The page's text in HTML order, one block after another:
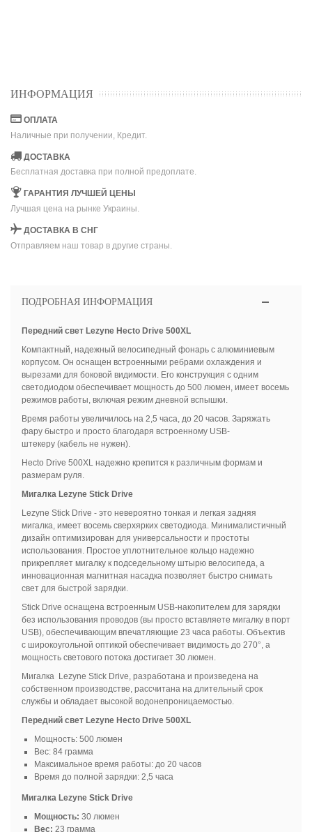
ИНФОРМАЦИЯ
ОПЛАТА
Наличные при получении, Кредит.
ДОСТАВКА
Бесплатная доставка при полной предоплате.
ГАРАНТИЯ ЛУЧШЕЙ ЦЕНЫ
Лучшая цена на рынке Украины.
ДОСТАВКА В СНГ
Отправляем наш товар в другие страны.
ПОДРОБНАЯ ИНФОРМАЦИЯ
Передний свет Lezyne Hecto Drive 500XL
Компактный, надежный велосипедный фонарь с алюминиевым
корпусом. Он оснащен встроенными ребрами охлаждения и
вырезами для боковой видимости. Его конструкция с одним
светодиодом обеспечивает мощность до 500 люмен, имеет восемь
режимов работы, включая режим дневной вспышки.
Время работы увеличилось на 2,5 часа, до 20 часов. Заряжать
фару быстро и просто благодаря встроенному USB-
штекеру (кабель не нужен).
Hecto Drive 500XL надежно крепится к различным формам и
размерам руля.
Мигалка Lezyne Stick Drive
Lezyne Stick Drive - это невероятно тонкая и легкая задняя
мигалка, имеет восемь сверхярких светодиода. Минималистичный
дизайн оптимизирован для универсальности и простоты
использования. Простое уплотнительное кольцо надежно
прикрепляет мигалку к подседельному штырю велосипеда, а
инновационная магнитная насадка позволяет быстро снимать
свет для быстрой зарядки.
Stick Drive оснащена встроенным USB-накопителем для зарядки
без использования проводов (вы просто вставляете мигалку в порт
USB), обеспечивающим впечатляющие 23 часа работы. Объектив
с широкоугольной оптикой обеспечивает видимость до 270°, а
мощность светового потока достигает 30 люмен.
Мигалка Lezyne Stick Drive, разработана и произведена на
собственном производстве, рассчитана на длительный срок
службы и обладает высокой водонепроницаемостью.
Передний свет Lezyne Hecto Drive 500XL
Мощность: 500 люмен
Вес: 84 грамма
Максимальное время работы: до 20 часов
Время до полной зарядки: 2,5 часа
Мигалка Lezyne Stick Drive
Мощность: 30 люмен
Вес: 23 грамма